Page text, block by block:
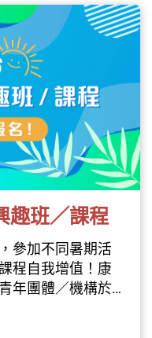
每一場都像是在
深受喜愛的「亞
回歸，為整個藝
。搭配一系列主
藝無疆」將邀集
路」國家與地區
加入的巴西、摩
場演出與活動，
的繽紛脈動。在
就讓我們一同踏
受一場充滿驚喜
九月上演的開幕
港流行音樂金牌
碩良、結他手瞿
本地班底，加上
以馬頭琴結合
趣班／課程
參加不同暑期活
程自我增值！康
年團體／機構於
的精彩活動，相
是青少年，或者